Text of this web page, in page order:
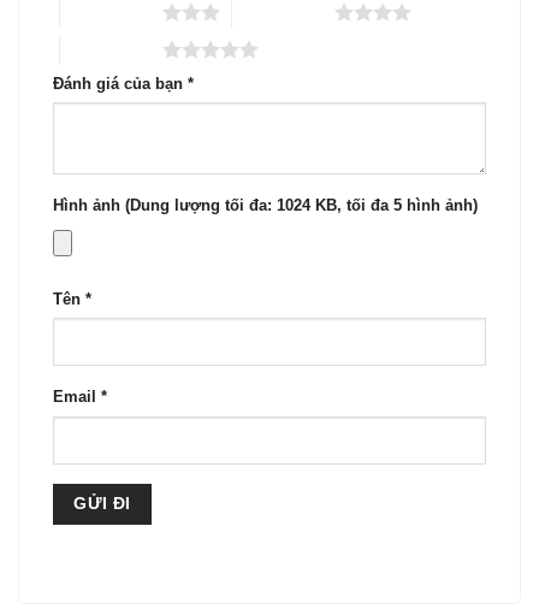
Đánh giá của bạn *
Hình ảnh (Dung lượng tối đa: 1024 KB, tối đa 5 hình ảnh)
Tên *
Email *